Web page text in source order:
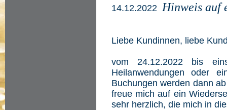
14.12.2022Hinweis auf
Liebe Kundinnen, liebe
vom 24.12.2022 bis
Heilanwendungen oder
Buchungen werden dann
freue mich auf ein
sehr herzlich, die mich in